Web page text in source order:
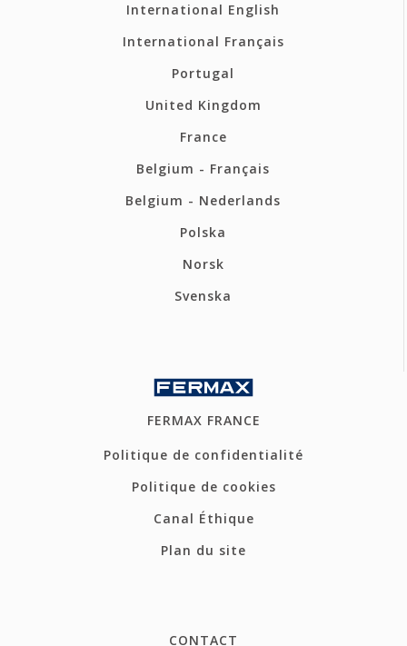
International English
International Français
Portugal
United Kingdom
France
Belgium - Français
Belgium - Nederlands
Polska
Norsk
Svenska
FERMAX FRANCE
Politique de confidentialité
Politique de cookies
Canal Éthique
Plan du site
CONTACT